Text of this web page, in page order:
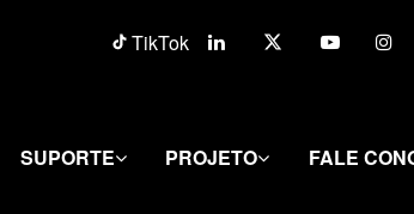
TikTok
SUPORTE PROJETO FALE